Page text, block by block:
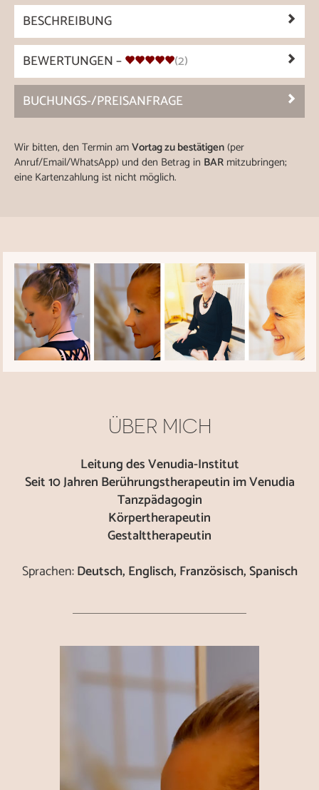
BESCHREIBUNG
BEWERTUNGEN –
(2)
BUCHUNGS-/PREISANFRAGE
Wir bitten, den Termin amVortag zu bestätigen(per
Anruf/Email/WhatsApp) und den Betrag in BAR mitzubringen;
eine Kartenzahlung ist nicht möglich.
ÜBER MICH
Leitung des Venudia-Institut
Seit 10 Jahren Berührungstherapeutin im Venudia
Tanzpädagogin
Körpertherapeutin
Gestalttherapeutin
Sprachen:Deutsch, Englisch, Französisch, Spanisch